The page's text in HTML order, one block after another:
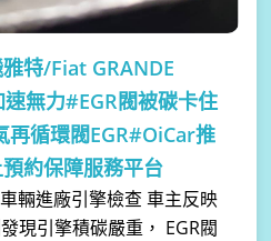
特/Fiat GRANDE
無力#EGR閥被碳卡住
循環閥EGR#OiCar推
約保障服務平台
輛進廠引擎檢查 車主反映
現引擎積碳嚴重， EGR閥